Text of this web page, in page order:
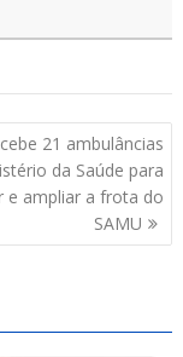
21 ambulâncias
da Saúde para
e ampliar a frota do
SAMU